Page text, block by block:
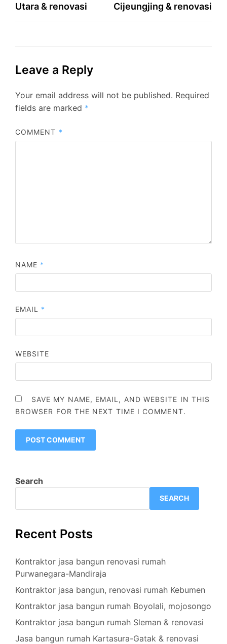
Utara & renovasi
Cijeungjing & renovasi
Leave a Reply
Your email address will not be published. Required
fields are marked *
COMMENT *
NAME *
EMAIL *
WEBSITE
SAVE MY NAME, EMAIL, AND WEBSITE IN THIS
BROWSER FOR THE NEXT TIME I COMMENT.
Search
SEARCH
Recent Posts
Kontraktor jasa bangun renovasi rumah
Purwanegara-Mandiraja
Kontraktor jasa bangun, renovasi rumah Kebumen
Kontraktor jasa bangun rumah Boyolali, mojosongo
Kontraktor jasa bangun rumah Sleman & renovasi
Jasa bangun rumah Kartasura-Gatak & renovasi